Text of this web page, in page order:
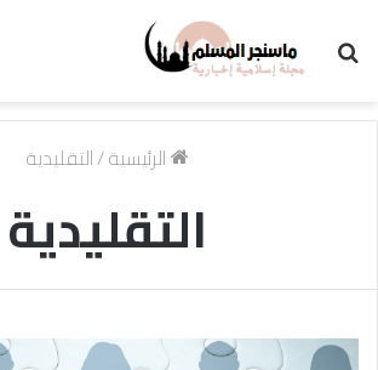
الرئيسية/التقليدية
التقليدية